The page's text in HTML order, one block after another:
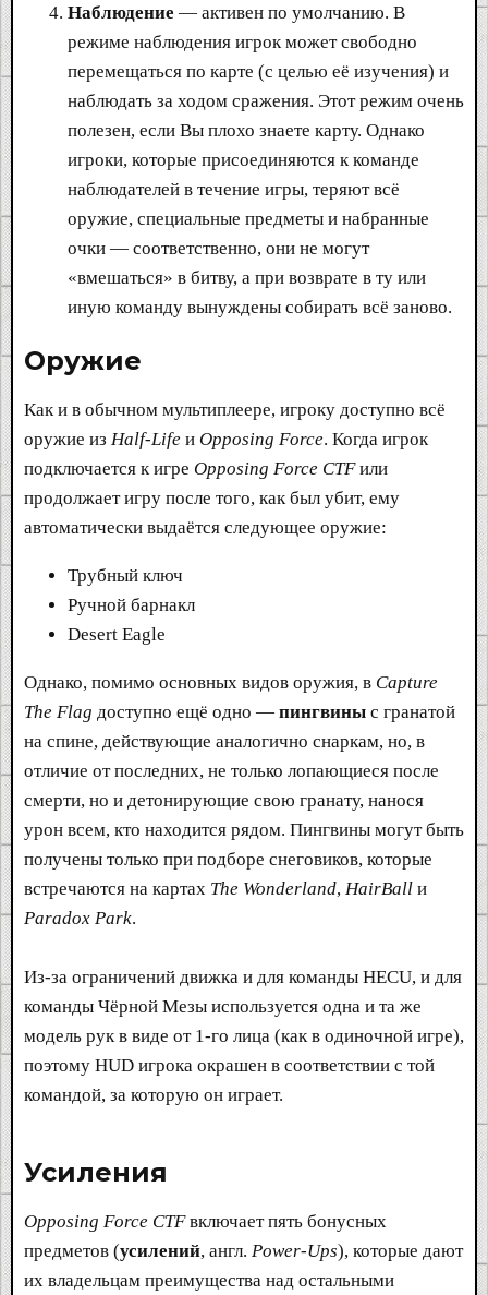
Наблюдение — активен по умолчанию. В
режиме наблюдения игрок может свободно
перемещаться по карте (с целью её изучения) и
наблюдать за ходом сражения. Этот режим очень
полезен, если Вы плохо знаете карту. Однако
игроки, которые присоединяются к команде
наблюдателей в течение игры, теряют всё
оружие, специальные предметы и набранные
очки — соответственно, они не могут
«вмешаться» в битву, а при возврате в ту или
иную команду вынуждены собирать всё заново.
Оружие​
Как и в обычном мультиплеере, игроку доступно всё
оружие из Half-Life и Opposing Force. Когда игрок
подключается к игре Opposing Force CTFили
продолжает игру после того, как был убит, ему
автоматически выдаётся следующее оружие:
Трубный ключ
Ручной барнакл
Desert Eagle
Однако, помимо основных видов оружия, в Capture
The Flag доступно ещё одно — пингвины с гранатой
на спине, действующие аналогично снаркам, но, в
отличие от последних, не только лопающиеся после
смерти, но и детонирующие свою гранату, нанося
урон всем, кто находится рядом. Пингвины могут быть
получены только при подборе снеговиков, которые
встречаются на картах The Wonderland, HairBall и
Paradox Park.
Из-за ограничений движка и для команды HECU, и для
команды Чёрной Мезы используется одна и та же
модель рук в виде от 1-го лица (как в одиночной игре),
поэтому HUD игрока окрашен в соответствии с той
командой, за которую он играет.
Усиления​
Opposing Force CTFвключает пять бонусных
предметов (усилений, англ. Power-Ups), которые дают
их владельцам преимущества над остальными